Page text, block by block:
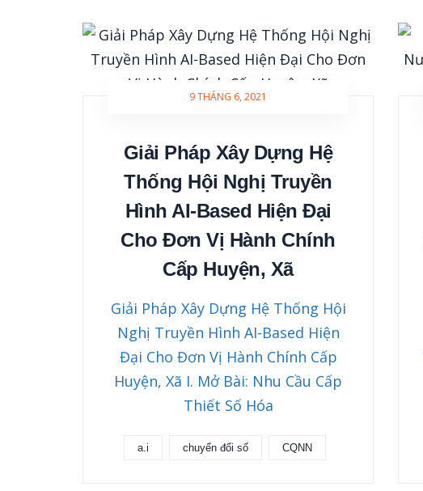
9 THÁNG 6, 2021
Giải Pháp Xây Dựng Hệ
Thống Hội Nghị Truyền
Hình AI-Based Hiện Đại
Cho Đơn Vị Hành Chính
Cấp Huyện, Xã
Giải Pháp Xây Dựng Hệ Thống Hội
Nghị Truyền Hình AI-Based Hiện
Đại Cho Đơn Vị Hành Chính Cấp
Huyện, Xã I. Mở Bài: Nhu Cầu Cấp
Thiết Số Hóa
a.i chuyển đổi số CQNN